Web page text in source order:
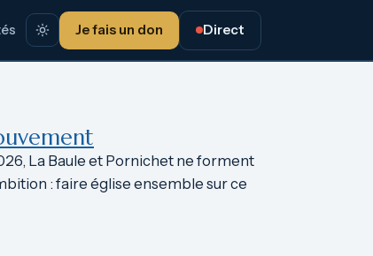
Je fais un don Direct
La Baule et Pornichet ne forment
: faire église ensemble sur ce